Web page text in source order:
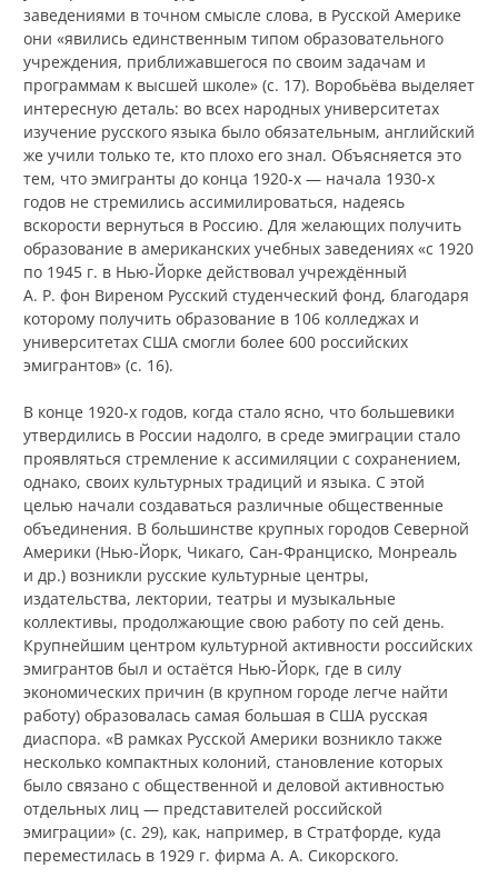
заведениями в точном смысле слова, в Русской Америке
они «явились единственным типом образовательного
учреждения, приближавшегося по своим задачам и
программам к высшей школе» (с. 17). Воробьёва выделяет
интересную деталь: во всех народных университетах
изучение русского языка было обязательным, английский
же учили только те, кто плохо его знал. Объясняется это
тем, что эмигранты до конца 1920‑х — начала 1930‑х
годов не стремились ассимилироваться, надеясь
вскорости вернуться в Россию. Для желающих получить
образование в американских учебных заведениях «с 1920
по 1945 г. в Нью-Йорке действовал учреждённый
А. Р. фон Виреном Русский студенческий фонд, благодаря
которому получить образование в 106 колледжах и
университетах США смогли более 600 российских
эмигрантов» (с. 16).
В конце 1920‑х годов, когда стало ясно, что большевики
утвердились в России надолго, в среде эмиграции стало
проявляться стремление к ассимиляции с сохранением,
однако, своих культурных традиций и языка. С этой
целью начали создаваться различные общественные
объединения. В большинстве крупных городов Северной
Америки (Нью-Йорк, Чикаго, Сан-Франциско, Монреаль
и др.) возникли русские культурные центры,
издательства, лектории, театры и музыкальные
коллективы, продолжающие свою работу по сей день.
Крупнейшим центром культурной активности российских
эмигрантов был и остаётся Нью-Йорк, где в силу
экономических причин (в крупном городе легче найти
работу) образовалась самая большая в США русская
диаспора. «В рамках Русской Америки возникло также
несколько компактных колоний, становление которых
было связано с общественной и деловой активностью
отдельных лиц — представителей российской
эмиграции» (с. 29), как, например, в Стратфорде, куда
переместилась в 1929 г. фирма А. А. Сикорского.